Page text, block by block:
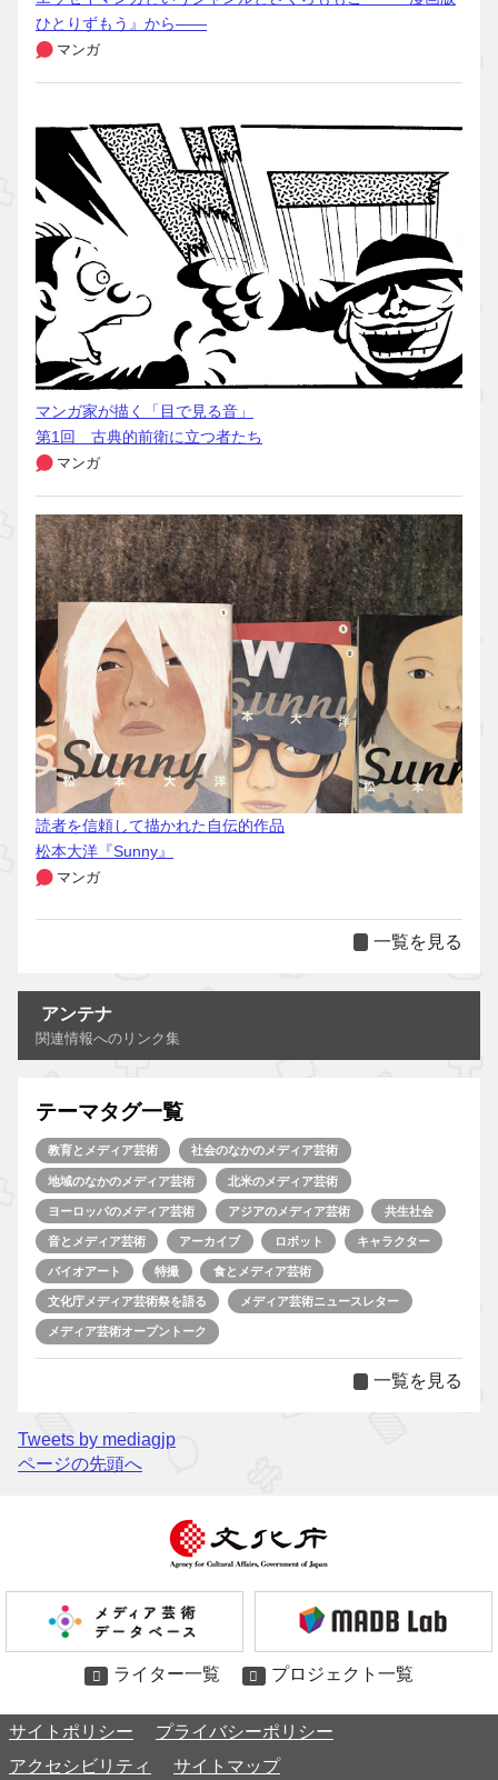
ひとりずもう』から――
マンガ
マンガ家が描く「目で見る音」
第1回 古典的前衛に立つ者たち
マンガ
読者を信頼して描かれた自伝的作品
松本大洋『Sunny』
マンガ
一覧を見る
アンテナ
関連情報へのリンク集
テーマタグ一覧
教育とメディア芸術 社会のなかのメディア芸術
地域のなかのメディア芸術 北米のメディア芸術
ヨーロッパのメディア芸術 アジアのメディア芸術 共生社会
音とメディア芸術 アーカイブ ロボット キャラクター
バイオアート 特撮 食とメディア芸術
文化庁メディア芸術祭を語る メディア芸術ニュースレター
メディア芸術オープントーク
一覧を見る
Tweets by mediagjp
ページの先頭へ
ライター一覧 プロジェクト一覧
サイトポリシー
プライバシーポリシー
アクセシビリティ
サイトマップ